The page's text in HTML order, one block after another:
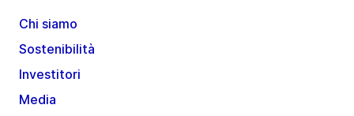
Chi siamo
Sostenibilità
Investitori
Media